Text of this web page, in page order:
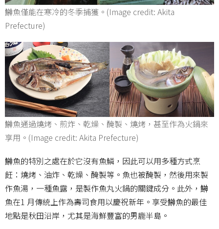
鰰魚僅能在寒冷的冬季捕獲。(Image credit: Akita
Prefecture)
鰰魚通過燒烤、煎炸、乾燥、醃製、燒烤，甚至作為火鍋來
享用。(Image credit: Akita Prefecture)
鰰魚的特別之處在於它沒有魚鱗，因此可以用多種方式烹
飪：燒烤、油炸、乾燥、醃製等。魚也被醃製，然後用來製
作魚湯，一種魚露，是製作魚丸火鍋的關鍵成分。此外，鰰
魚在1 月傳統上作為壽司食用以慶祝新年。享受鰰魚的最佳
地點是秋田沿岸，尤其是海鮮豐富的男鹿半島。